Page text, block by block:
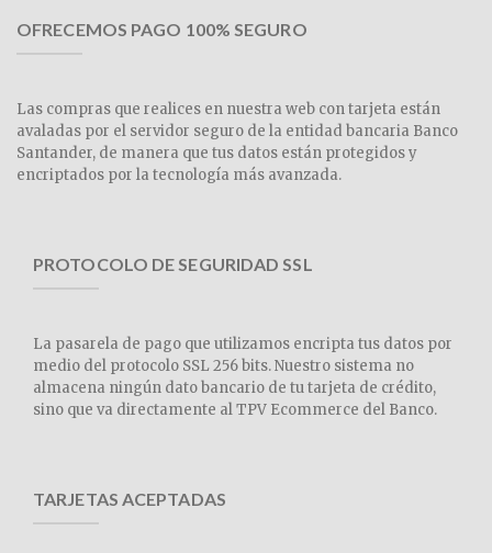
OFRECEMOS PAGO 100% SEGURO
Las compras que realices en nuestra web con tarjeta están
avaladas por el servidor seguro de la entidad bancaria Banco
Santander, de manera que tus datos están protegidos y
encriptados por la tecnología más avanzada.
PROTOCOLO DE SEGURIDAD SSL
La pasarela de pago que utilizamos encripta tus datos por
medio del protocolo SSL 256 bits. Nuestro sistema no
almacena ningún dato bancario de tu tarjeta de crédito,
sino que va directamente al TPV Ecommerce del Banco.
TARJETAS ACEPTADAS